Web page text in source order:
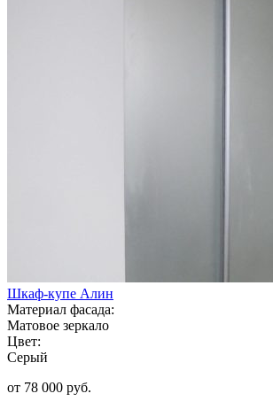
Шкаф-купе Алин
Материал фасада:
Матовое зеркало
Цвет:
Серый
от 78 000 руб.